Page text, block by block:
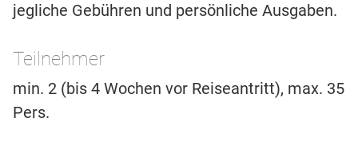
jegliche Gebühren und persönliche Ausgaben.
Teilnehmer
min. 2 (bis 4 Wochen vor Reiseantritt), max. 35
Pers.